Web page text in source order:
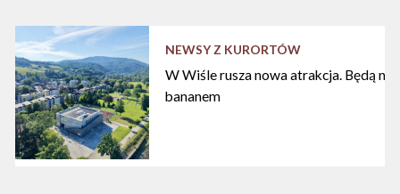
NEWSY Z KURORTÓW
W Wiśle rusza nowa atrakcja. Będą
bananem